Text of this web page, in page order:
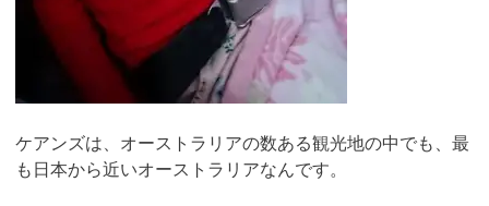
ケアンズは、オーストラリアの数ある観光地の中でも、最
も日本から近いオーストラリアなんです。